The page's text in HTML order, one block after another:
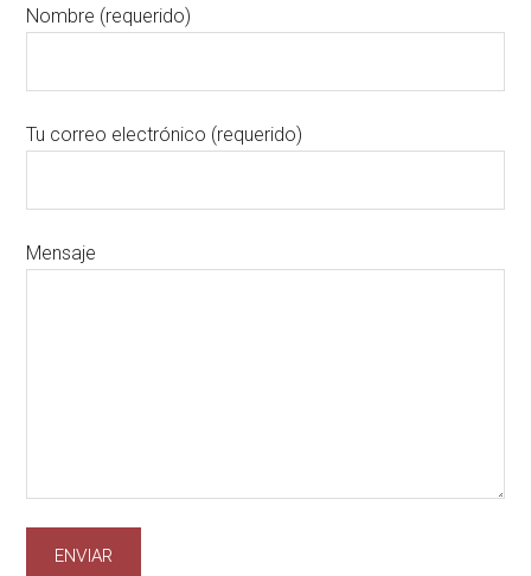
Nombre (requerido)
Tu correo electrónico (requerido)
Mensaje